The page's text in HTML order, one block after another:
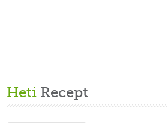
Heti Recept